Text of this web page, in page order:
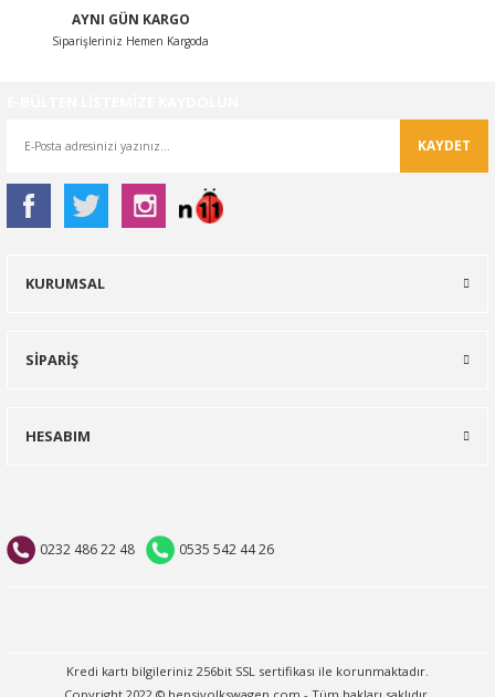
AYNI GÜN KARGO
Siparişleriniz Hemen Kargoda
KAYDET
0232 486 22 48 0535 542 44 26
KURUMSAL
SİPARİŞ
HESABIM
Kredi kartı bilgileriniz 256bit SSL sertifikası ile korunmaktadır.